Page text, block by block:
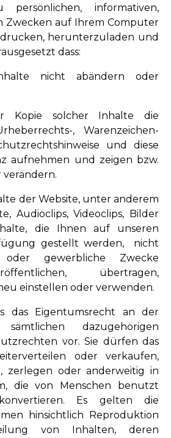
persönlichen, informativen,
Zwecken auf Ihrem Computer
herunterzuladen und
dass:
nicht abändern oder
Kopie solcher Inhalte die
, Warenzeichen-
und diese
aufnehmen und zeigen bzw.
verändern.
der Website, unter anderem
Audioclips, Videoclips, Bilder
die Ihnen auf unseren
gestellt werden, nicht
gewerbliche Zwecke
übertragen,
einstellen oder verwenden.
das Eigentumsrecht an der
dazugehörigen
vor. Sie dürfen das
oder verkaufen,
zerlegen oder anderweitig in
die von Menschen benutzt
Es gelten die
hinsichtlich Reproduktion
von Inhalten, deren